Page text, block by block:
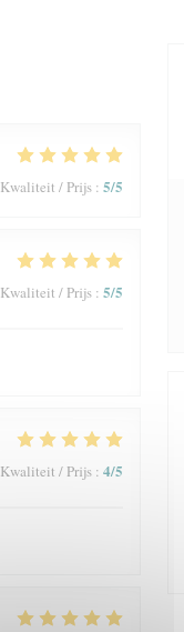
Kwaliteit / Prijs : 5/5
Kwaliteit / Prijs : 5/5
Kwaliteit / Prijs : 4/5